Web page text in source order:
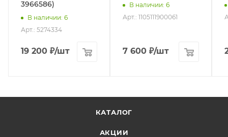
3966586)
В наличии: 6
Арт.: 5274334
19 200 ₽/шт
В наличии: 6
Арт.: 1105111900061
7 600 ₽/шт
КАТАЛОГ
АКЦИИ